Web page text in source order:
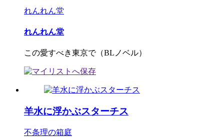
れんれん堂
れんれん堂
この愛すべき東京で（BLノベル）
羊水に浮かぶスターチス
不条理の箱庭